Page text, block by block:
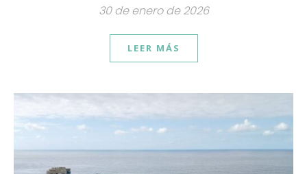
30 de enero de 2026
LEER MÁS